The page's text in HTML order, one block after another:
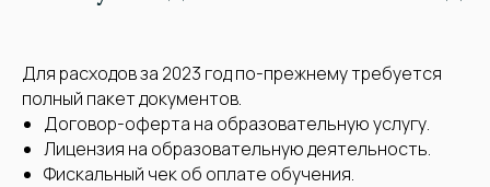
Для расходов за 2023 год по-прежнему требуется
полный пакет документов.
Договор-оферта на образовательную услугу.
Лицензия на образовательную деятельность.
Фискальный чек об оплате обучения.